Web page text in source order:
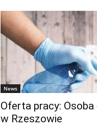
News
Oferta pracy:
w Rzeszowie